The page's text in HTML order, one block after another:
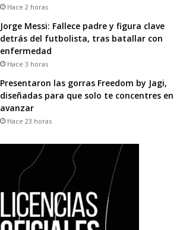
Hace 2 horas
Jorge Messi: Fallece padre y figura clave
detrás del futbolista, tras batallar con
enfermedad
Hace 3 horas
Presentaron las gorras Freedom by Jagi,
diseñadas para que solo te concentres en
avanzar
Hace 23 horas